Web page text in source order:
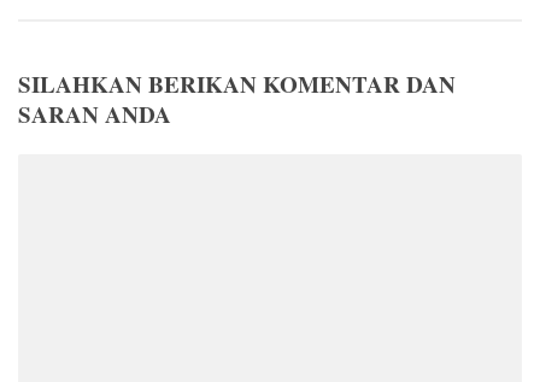
SILAHKAN BERIKAN KOMENTAR DAN
SARAN ANDA